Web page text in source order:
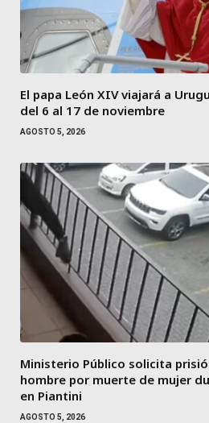
El papa León XIV viajará a
del 6 al 17 de noviembre
AGOSTO 5, 2026
Ministerio Público solicita
hombre por muerte de mujer
en Piantini
AGOSTO 5, 2026